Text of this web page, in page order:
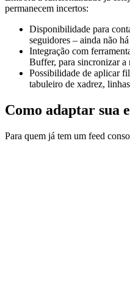
permanecem incertos:
Disponibilidade para
seguidores – ainda não
Integração com
Buffer, para sincronizar a
Possibilidade de aplicar
tabuleiro de xadrez,
Como adaptar sua
Para quem já tem um feed